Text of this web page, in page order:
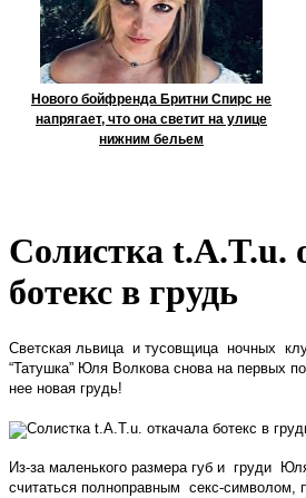
Нового бойфренда Бритни Спирс не
напрягает, что она светит на улице
нижним бельем
Солистка t.A.T.u.
ботекс в грудь
Светская львица и тусовщица ночных
“Татушка” Юля Волкова снова на первых
нее новая грудь!
Из-за маленького размера губ и груди
считаться полноправным секс-символом,